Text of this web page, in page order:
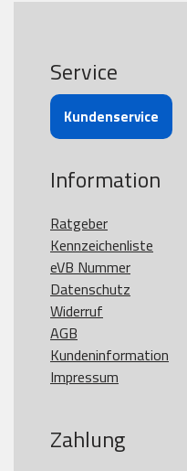
Service
Kundenservice
Information
Ratgeber
Kennzeichenliste
eVB Nummer
Datenschutz
Widerruf
AGB
Kundeninformation
Impressum
Zahlung